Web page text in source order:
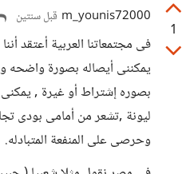
1
m_younis72000 قبل سنتين
فى مجتمعاتنا العربية أعتقد
يمكننى أيصاله بصورة
بصوره إشتراط أو غيرة ,
ليونة ,تشعر من أمامى بودى
وحرصى على المنفعة المتبادله.